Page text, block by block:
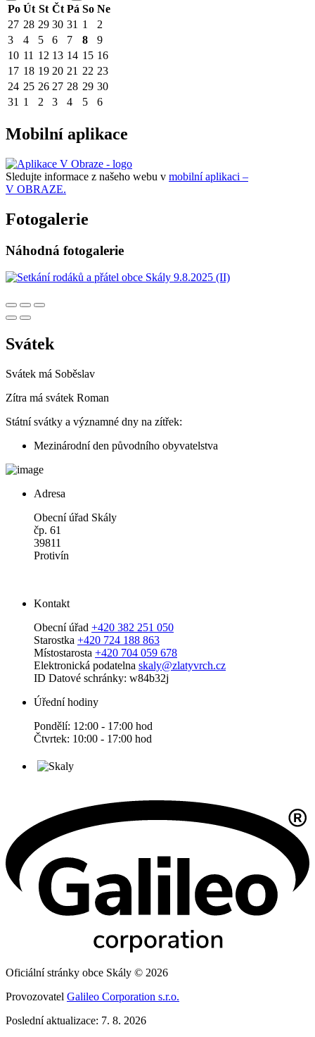
Po Út St Čt Pá So Ne
27 28 29 30 31 1
2
3
4 5 6 7 8
9
10 11 12 13 14 15 16
17 18 19 20 21 22 23
24 25 26 27 28 29 30
31 1 2 3 4 5 6
Mobilní aplikace
Sledujte informace z našeho webu v mobilní aplikaci –
V OBRAZE.
Fotogalerie
Náhodná fotogalerie
Svátek
Svátek má Soběslav
Zítra má svátek Roman
Státní svátky a významné dny na zítřek:
Mezinárodní den původního obyvatelstva
Adresa
Obecní úřad Skály
čp. 61
39811
Protivín
Kontakt
Obecní úřad +420 382 251 050
Starostka +420 724 188 863
Místostarosta +420 704 059 678
Elektronická podatelna skaly@zlatyvrch.cz
ID Datové schránky: w84b32j
Úřední hodiny
Pondělí: 12:00 - 17:00 hod
Čtvrtek: 10:00 - 17:00 hod
Oficiální stránky obce Skály © 2026
Provozovatel Galileo Corporation s.r.o.
Poslední aktualizace: 7. 8. 2026